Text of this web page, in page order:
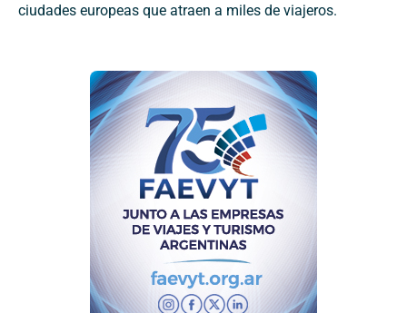
ciudades europeas que atraen a miles de viajeros.